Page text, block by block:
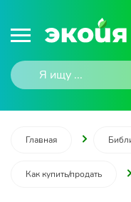
Главная
Как купить/продать